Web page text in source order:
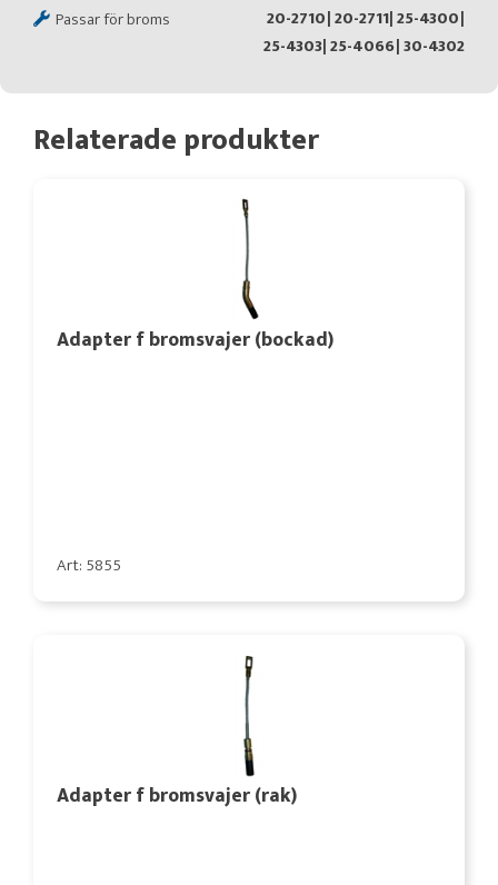
Passar för broms
20-2710| 20-2711| 25-4300|
25-4303| 25-4066| 30-4302
Relaterade produkter
Adapter f bromsvajer (bockad)
Art: 5855
Adapter f bromsvajer (rak)